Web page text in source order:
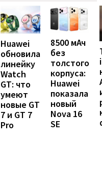
Huawei
обновила
линейку
Watch
GT: что
умеют
новые GT
7 и GT 7
Pro
8500 мАч
без
толстого
корпуса:
Huawei
показала
новый
Nova 16
SE